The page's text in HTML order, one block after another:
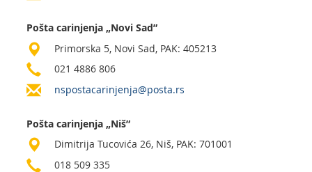
Pošta carinjenja „Novi Sad”
Primorska 5, Novi Sad, PAK: 405213
021 4886 806
nspostacarinjenja@posta.rs
Pošta carinjenja „Niš”
Dimitrija Tucovića 26, Niš, PAK: 701001
018 509 335